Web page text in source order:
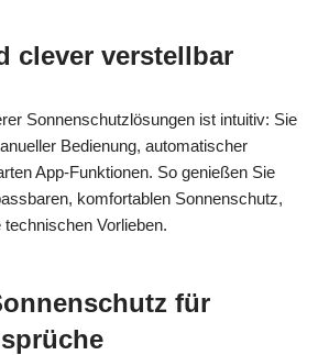
clever verstellbar
Sonnenschutzlösungen ist intuitiv: Sie
Bedienung, automatischer
App‑Funktionen. So genießen Sie
komfortablen Sonnenschutz,
Vorlieben.
für